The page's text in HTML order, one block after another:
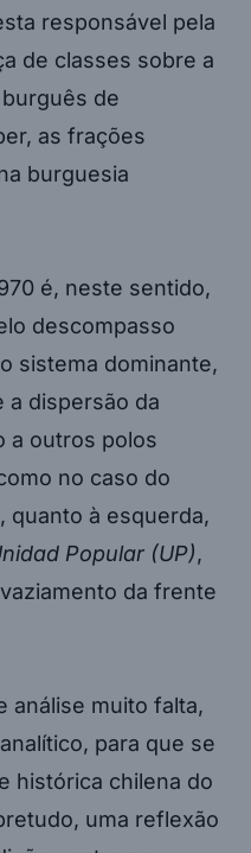
responsável pela
de classes sobre a
de
as frações
burguesia
é, neste sentido,
descompasso
sistema dominante,
a dispersão da
a outros polos
no caso do
quanto à esquerda,
Popular (UP),
da frente
análise muito falta,
para que se
histórica chilena do
uma reflexão